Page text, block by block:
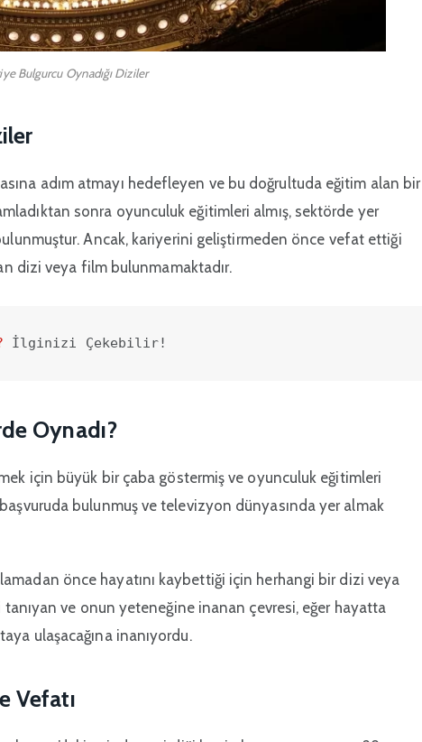
Bulgurcu Oynadığı Diziler
adım atmayı hedefleyen ve bu doğrultuda eğitim alan bir
sonra oyunculuk eğitimleri almış, sektörde yer
Ancak, kariyerini geliştirmeden önce vefat ettiği
dizi veya film bulunmamaktadır.
İlginizi Çekebilir!
Oynadı?
için büyük bir çaba göstermiş ve oyunculuk eğitimleri
bulunmuş ve televizyon dünyasında yer almak
önce hayatını kaybettiği için herhangi bir dizi veya
tanıyan ve onun yeteneğine inanan çevresi, eğer hayatta
ulaşacağına inanıyordu.
Vefatı